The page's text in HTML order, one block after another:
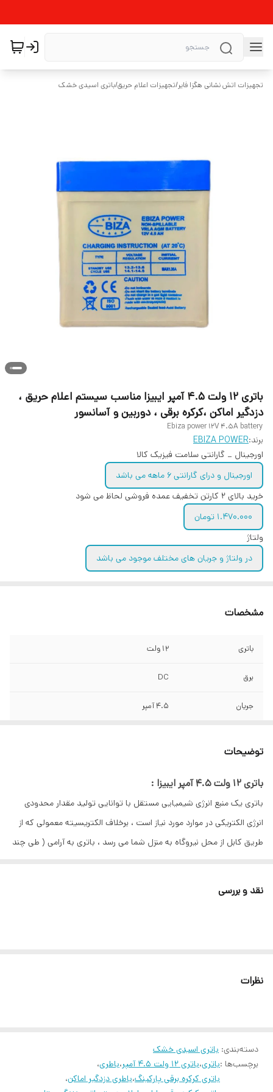
تجهیزات اتش نشانی هگزا فایر/تجهیزات اعلام حریق/باتری اسیدی خشک
باتری ۱۲ ولت ۴.۵ آمپر ایبیزا مناسب سیستم اعلام حریق ،
دزدگیر اماکن ،کرکره برقی ، دوربین و آسانسور
Ebiza power 12V 4.5A battery
برند:EBIZA POWER
اورجینال _ گارانتی سلامت فیزیک کالا
اورجینال و درای گارانتی 6 ماهه می باشد
خرید بالای 2 کارتن تخفیف عمده فروشی لحاظ می شود
1.470.000 تومان
ولتاژ
در ولتاژ و جریان های مختلف موجود می باشد
مشخصات
باتری 12 ولت
برق DC
جریان 4.5 آمپر
کاربرد
سیستم اعلام حریق ، دزدگیر ، کرکره برقی ،
آسانسور و دوربین
توضیحات
باتری 12 ولت 4.5 آمپر ایبیزا :
باتری یک منبع انرژی شیمیایی مستقل با توانایی تولید مقدار محدودی
انرژی الکتریکی در موارد مورد نیاز است ، برخلاف الکتریسیته معمولی که از
طریق کابل از محل نیروگاه به منزل شما می رسد ، باتری به آرامی ( طی چند
برای تامین و ذخیره انرژی الکتریکی در دستگاه هایی نظیر یو پی اس و منابع
باتری ایبیزا
در دستگاه هایی از قبیل سیستم اعلام حریق ، دزدگیر ، کرکره برقی ،
نقد و بررسی
نظرات
دسته‌بندی: باتری اسیدی خشک
برچسب‌ها :باتری،باتری 12 ولت 4.5 آمپر ،باطری،
باتری کرکره برقی پارکینگ،باطری دزدگیر اماکن،